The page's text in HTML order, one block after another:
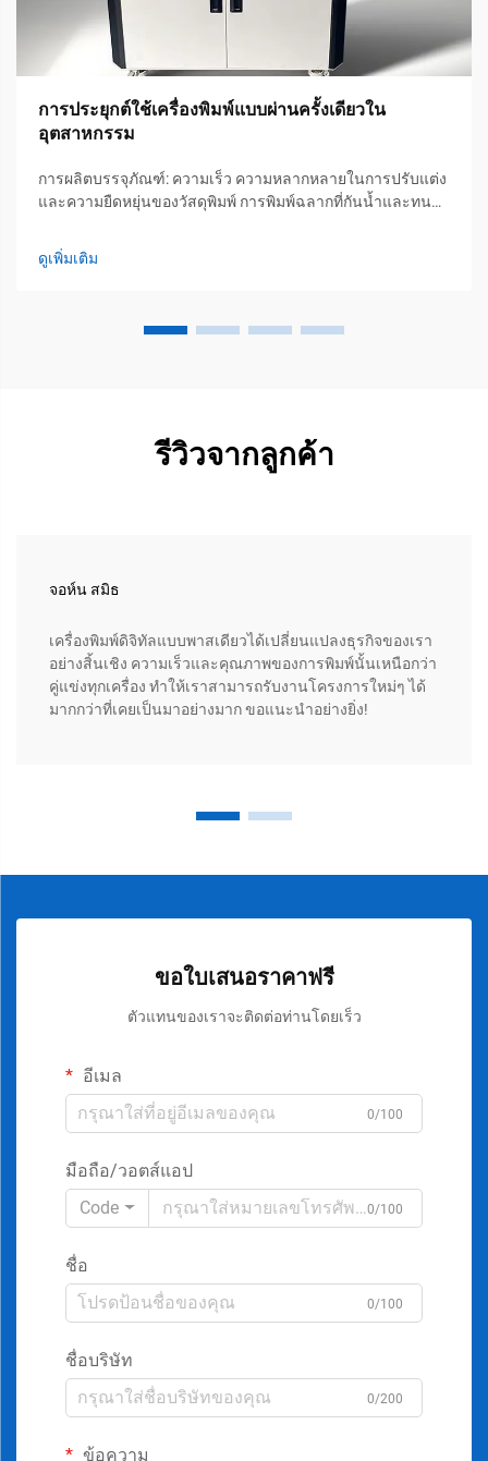
การประยุกต์ใช้เครื่องพิมพ์แบบผ่านครั้งเดียวใน
อุตสาหกรรม
การผลิตบรรจุภัณฑ์: ความเร็ว ความหลากหลายในการปรับแต่ง
และความยืดหยุ่นของวัสดุพิมพ์ การพิมพ์ฉลากที่กันน้ำและทน
มีประสิทธิภาพสูงมากในการผลิตฉลากพิเศษที่จำเป็นสำหรับ
สภาพแวดล้อมเชิงอุตสาหกรรมที่ท้าทาย เครื่องจักรเหล่านี้
ดูเพิ่มเติม
รีวิวจากลูกค้า
จอห์น สมิธ
เครื่องพิมพ์ดิจิทัลแบบพาสเดียวได้เปลี่ยนแปลงธุรกิจของเรา
อย่างสิ้นเชิง ความเร็วและคุณภาพของการพิมพ์นั้นเหนือกว่า
คู่แข่งทุกเครื่อง ทำให้เราสามารถรับงานโครงการใหม่ๆ ได้
มากกว่าที่เคยเป็นมาอย่างมาก ขอแนะนำอย่างยิ่ง!
ขอใบเสนอราคาฟรี
ตัวแทนของเราจะติดต่อท่านโดยเร็ว
อีเมล
0/100
มือถือ/วอตส์แอป
Code
0/100
ชื่อ
0/100
ชื่อบริษัท
0/200
ข้อความ